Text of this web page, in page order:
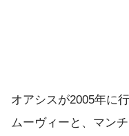
オアシスが2005年に
ムーヴィーと、マン